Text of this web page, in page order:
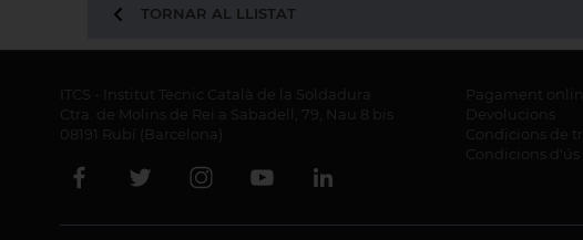
TORNAR AL LLISTAT
ITCS - Institut Tècnic Català de la Soldadura
Ctra. de Molins de Rei a Sabadell, 79, Nau 8 bis
08191 Rubí (Barcelona)
Pagament
Devolucions
Condicions de
Condicions d'ús